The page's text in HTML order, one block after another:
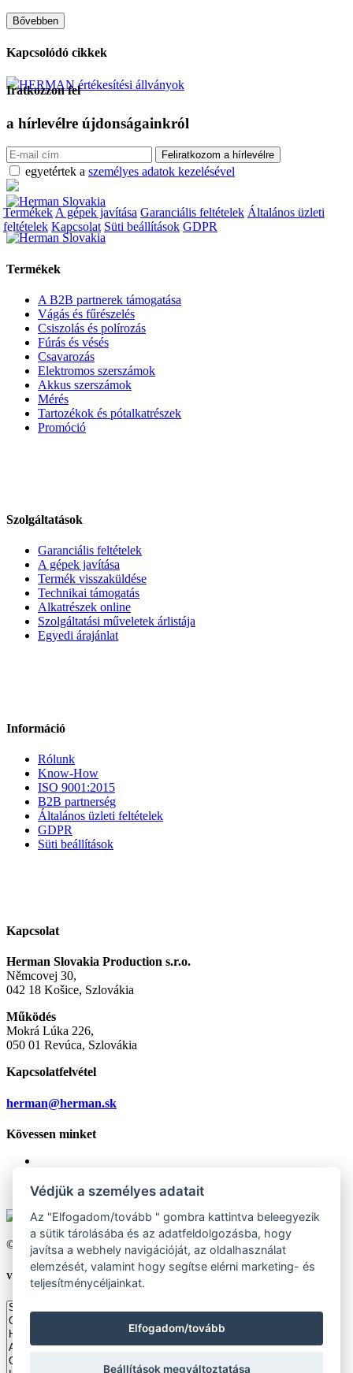
Bővebben
Kapcsolódó cikkek
HERMAN értékesítési állványok
Iratkozzon fel
a hírlevélre újdonságainkról
egyetértek a személyes adatok kezelésével
Termékek A gépek javítása Garanciális feltételek Általános üzleti
feltételek Kapcsolat Süti beállítások GDPR
Termékek
A B2B partnerek támogatása
Vágás és fűrészelés
Csiszolás és polírozás
Fúrás és vésés
Csavarozás
Elektromos szerszámok
Akkus szerszámok
Mérés
Tartozékok és pótalkatrészek
Promóció
Szolgáltatások
Garanciális feltételek
A gépek javítása
Termék visszaküldése
Technikai támogatás
Alkatrészek online
Szolgáltatási műveletek árlistája
Egyedi árajánlat
Információ
Rólunk
Know-How
ISO 9001:2015
B2B partnerség
Általános üzleti feltételek
GDPR
Süti beállítások
Kapcsolat
Herman Slovakia Production s.r.o.
Němcovej 30,
042 18 Košice, Szlovákia
Működés
Mokrá Lúka 226,
050 01 Revúca, Szlovákia
Kapcsolatfelvétel
herman@herman.sk
Kövessen minket
© 2026 Herman Slovakia Production s.r.o., minden jog fenntartva
Válassza ki a saját országát
Védjük a személyes adatait
Az "Elfogadom/tovább " gombra kattintva beleegyezik
a sütik tárolásába és az adatfeldolgozásba, hogy
javítsa a webhely navigációját, az oldalhasználat
elemzését, valamint hogy segítse elérni marketing- és
teljesítménycéljainkat.
Elfogadom/tovább
Beállítások megváltoztatása